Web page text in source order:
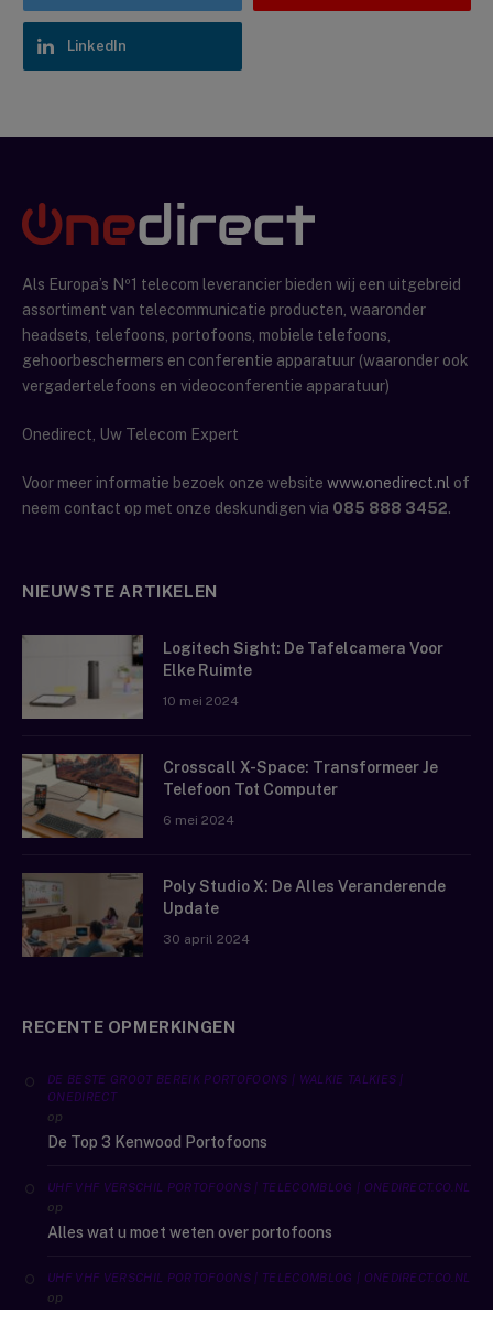
LinkedIn
Als Europa’s Nº1 telecom leverancier bieden wij een uitgebreid
assortiment van telecommunicatie producten, waaronder
headsets, telefoons, portofoons, mobiele telefoons,
gehoorbeschermers en conferentie apparatuur (waaronder ook
vergadertelefoons en videoconferentie apparatuur)
Onedirect, Uw Telecom Expert
Voor meer informatie bezoek onze website www.onedirect.nl of
neem contact op met onze deskundigen via 085 888 3452.
NIEUWSTE ARTIKELEN
Logitech Sight: De Tafelcamera Voor
Elke Ruimte
10 mei 2024
Crosscall X-Space: Transformeer Je
Telefoon Tot Computer
6 mei 2024
Poly Studio X: De Alles Veranderende
Update
30 april 2024
RECENTE OPMERKINGEN
DE BESTE GROOT BEREIK PORTOFOONS | WALKIE TALKIES |
ONEDIRECT
op
De Top 3 Kenwood Portofoons
UHF VHF VERSCHIL PORTOFOONS | TELECOMBLOG | ONEDIRECT.CO.NL
op
Alles wat u moet weten over portofoons
UHF VHF VERSCHIL PORTOFOONS | TELECOMBLOG | ONEDIRECT.CO.NL
op